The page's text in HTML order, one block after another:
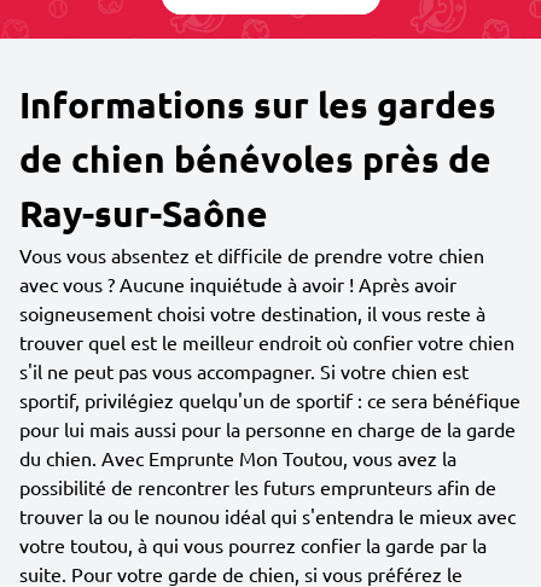
Informations sur les gardes
de chien bénévoles près de
Ray-sur-Saône
Vous vous absentez et difficile de prendre votre chien
avec vous ? Aucune inquiétude à avoir ! Après avoir
soigneusement choisi votre destination, il vous reste à
trouver quel est le meilleur endroit où confier votre chien
s'il ne peut pas vous accompagner. Si votre chien est
sportif, privilégiez quelqu'un de sportif : ce sera bénéfique
pour lui mais aussi pour la personne en charge de la garde
du chien. Avec Emprunte Mon Toutou, vous avez la
possibilité de rencontrer les futurs emprunteurs afin de
trouver la ou le nounou idéal qui s'entendra le mieux avec
votre toutou, à qui vous pourrez confier la garde par la
suite. Pour votre garde de chien, si vous préférez le